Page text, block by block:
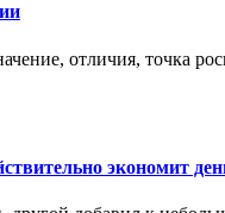
отличия, точка
экономит